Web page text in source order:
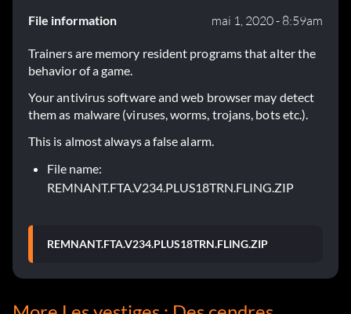
File information mai 1, 2020 - 8:59am
Trainers are memory resident programs that alter the
behavior of a game.
Your antivirus software and web browser may detect
them as malware (viruses, worms, trojans, bots etc.).
This is almost always a false alarm.
File name:
REMNANT.FTA.V234.PLUS18TRN.FLING.ZIP
REMNANT.FTA.V234.PLUS18TRN.FLING.ZIP